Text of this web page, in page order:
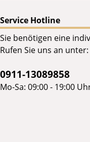
Service Hotline
Sie benötigen eine
Rufen Sie uns an unter:
0911-13089858
Mo-Sa: 09:00 - 19:00